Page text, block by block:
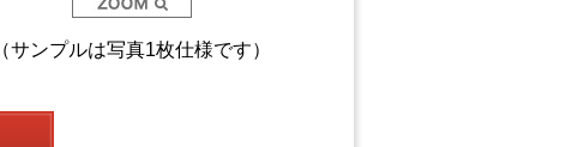
（サンプルは写真1枚仕様です）